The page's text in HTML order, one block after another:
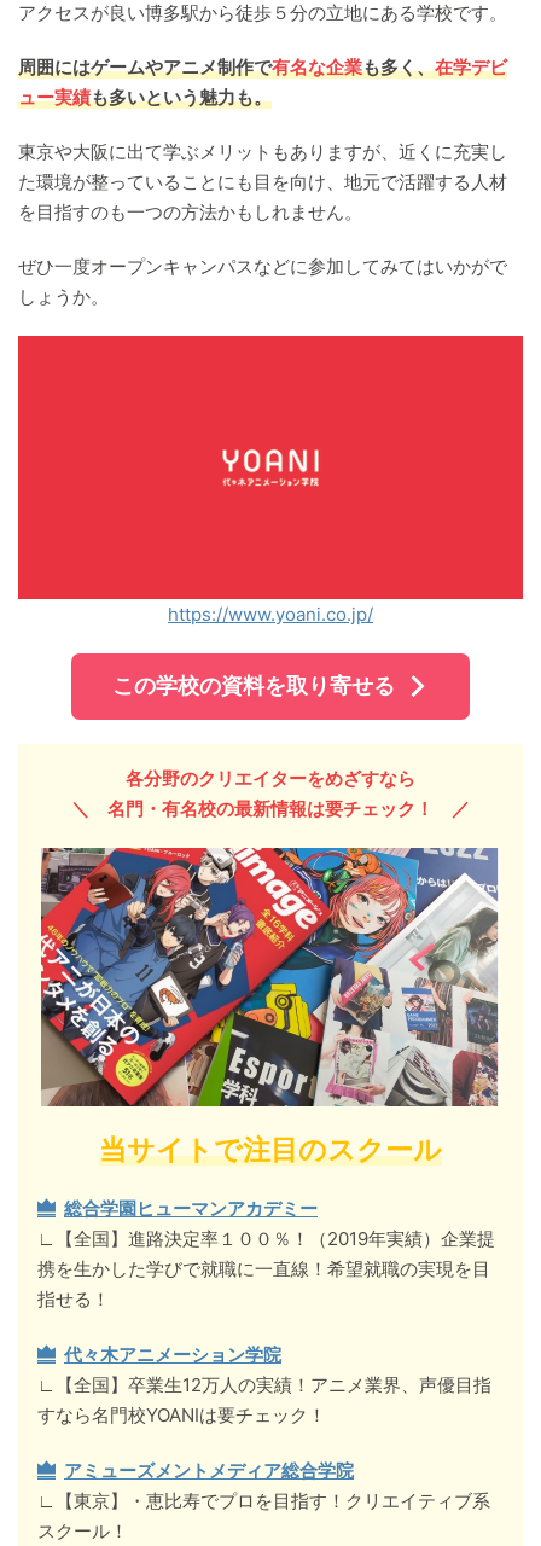
アクセスが良い博多駅から徒歩５分の立地にある学校です。
周囲にはゲームやアニメ制作で有名な企業も多く、在学デビ
ュー実績も多いという魅力も。
東京や大阪に出て学ぶメリットもありますが、近くに充実し
た環境が整っていることにも目を向け、地元で活躍する人材
を目指すのも一つの方法かもしれません。
ぜひ一度オープンキャンパスなどに参加してみてはいかがで
しょうか。
https://www.yoani.co.jp/
この学校の資料を取り寄せる
各分野のクリエイターをめざすなら
＼ 名門・有名校の最新情報は要チェック！ ／
当サイトで注目のスクール
総合学園ヒューマンアカデミー
∟【全国】進路決定率１００％！（2019年実績）企業提
携を生かした学びで就職に一直線！希望就職の実現を目
指せる！
代々木アニメーション学院
∟【全国】卒業生12万人の実績！アニメ業界、声優目指
すなら名門校YOANIは要チェック！
アミューズメントメディア総合学院
∟【東京】・恵比寿でプロを目指す！クリエイティブ系
スクール！